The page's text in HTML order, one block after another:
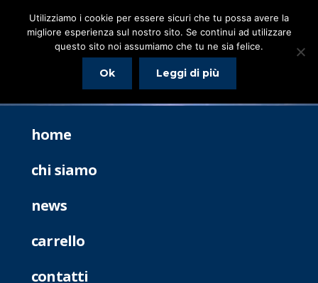
home
chi siamo
news
carrello
contatti
Utilizziamo i cookie per essere sicuri che tu possa avere la
migliore esperienza sul nostro sito. Se continui ad utilizzare
questo sito noi assumiamo che tu ne sia felice.
Ok Leggi di più